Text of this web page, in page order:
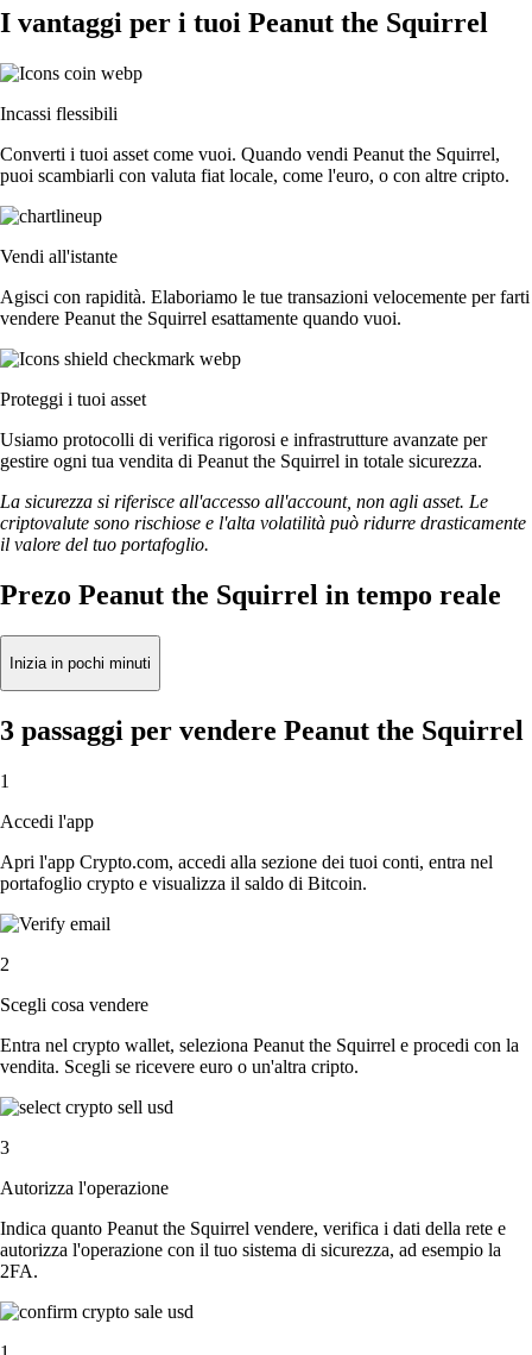
I vantaggi per i tuoi Peanut the Squirrel
Incassi flessibili
Converti i tuoi asset come vuoi. Quando vendi Peanut the Squirrel,
puoi scambiarli con valuta fiat locale, come l'euro, o con altre cripto.
Vendi all'istante
Agisci con rapidità. Elaboriamo le tue transazioni velocemente per farti
vendere Peanut the Squirrel esattamente quando vuoi.
Proteggi i tuoi asset
Usiamo protocolli di verifica rigorosi e infrastrutture avanzate per
gestire ogni tua vendita di Peanut the Squirrel in totale sicurezza.
La sicurezza si riferisce all'accesso all'account, non agli asset. Le
criptovalute sono rischiose e l'alta volatilità può ridurre drasticamente
il valore del tuo portafoglio.
Prezo Peanut the Squirrel in tempo reale
Inizia in pochi minuti
3 passaggi per vendere Peanut the Squirrel
1
Accedi l'app
Apri l'app Crypto.com, accedi alla sezione dei tuoi conti, entra nel
portafoglio crypto e visualizza il saldo di Bitcoin.
2
Scegli cosa vendere
Entra nel crypto wallet, seleziona Peanut the Squirrel e procedi con la
vendita. Scegli se ricevere euro o un'altra cripto.
3
Autorizza l'operazione
Indica quanto Peanut the Squirrel vendere, verifica i dati della rete e
autorizza l'operazione con il tuo sistema di sicurezza, ad esempio la
2FA.